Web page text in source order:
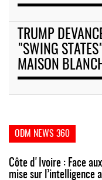
TRUMP
"SWING
MAISON
ODM NEWS 360
Côte d'Ivoire : Face
mise sur l’intelligence